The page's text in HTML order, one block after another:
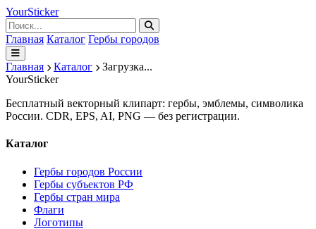
YourSticker
Главная Каталог Гербы городов
Главная Каталог
Загрузка...
YourSticker
Бесплатный векторный клипарт: гербы, эмблемы, символика
России. CDR, EPS, AI, PNG — без регистрации.
Каталог
Гербы городов России
Гербы субъектов РФ
Гербы стран мира
Флаги
Логотипы